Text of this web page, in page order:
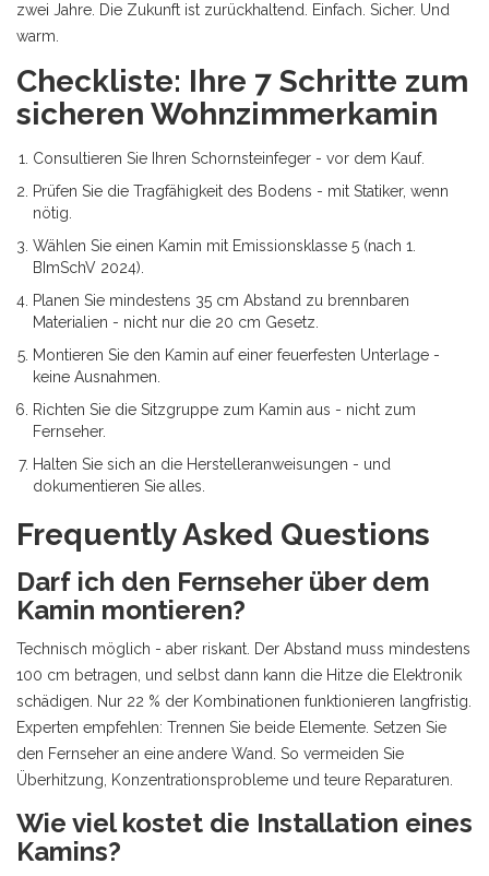
zwei Jahre. Die Zukunft ist zurückhaltend. Einfach. Sicher. Und
warm.
Checkliste: Ihre 7 Schritte zum
sicheren Wohnzimmerkamin
Consultieren Sie Ihren Schornsteinfeger - vor dem Kauf.
Prüfen Sie die Tragfähigkeit des Bodens - mit Statiker, wenn
nötig.
Wählen Sie einen Kamin mit Emissionsklasse 5 (nach 1.
BImSchV 2024).
Planen Sie mindestens 35 cm Abstand zu brennbaren
Materialien - nicht nur die 20 cm Gesetz.
Montieren Sie den Kamin auf einer feuerfesten Unterlage -
keine Ausnahmen.
Richten Sie die Sitzgruppe zum Kamin aus - nicht zum
Fernseher.
Halten Sie sich an die Herstelleranweisungen - und
dokumentieren Sie alles.
Frequently Asked Questions
Darf ich den Fernseher über dem
Kamin montieren?
Technisch möglich - aber riskant. Der Abstand muss mindestens
100 cm betragen, und selbst dann kann die Hitze die Elektronik
schädigen. Nur 22 % der Kombinationen funktionieren langfristig.
Experten empfehlen: Trennen Sie beide Elemente. Setzen Sie
den Fernseher an eine andere Wand. So vermeiden Sie
Überhitzung, Konzentrationsprobleme und teure Reparaturen.
Wie viel kostet die Installation eines
Kamins?